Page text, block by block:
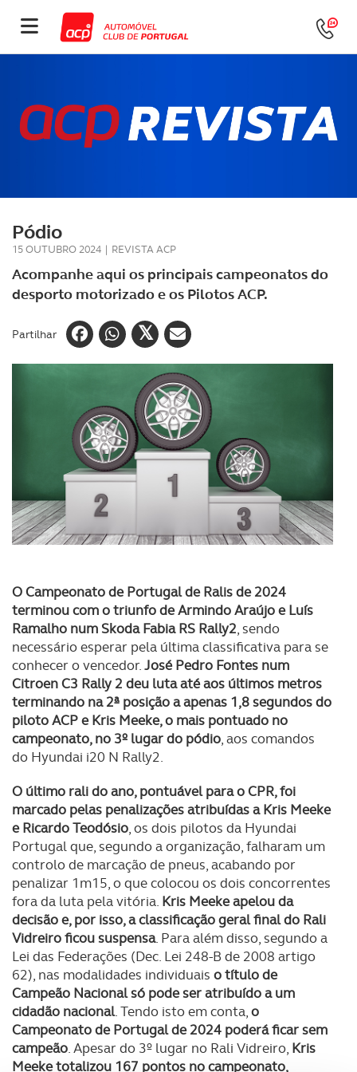
Pódio
15 OUTUBRO 2024 | REVISTA ACP
Acompanhe aqui os principais campeonatos do
desporto motorizado e os Pilotos ACP.
Partilhar
O Campeonato de Portugal de Ralis de 2024
terminou com o triunfo de Armindo Araújo e Luís
Ramalho num Skoda Fabia RS Rally2, sendo
necessário esperar pela última classificativa para se
conhecer o vencedor.José Pedro Fontes num
Citroen C3 Rally 2 deu luta até aos últimos metros
terminando na 2ª posição a apenas 1,8 segundos do
piloto ACP e Kris Meeke, o mais pontuado no
campeonato, no 3º lugar do pódio, aos comandos
do Hyundai i20 N Rally2.
O último rali do ano, pontuável para o CPR, foi
marcado pelas penalizações atribuídas a Kris Meeke
e Ricardo Teodósio, os dois pilotos da Hyundai
Portugal que, segundo a organização, falharam um
controlo de marcação de pneus, acabando por
penalizar 1m15, o que colocou os dois concorrentes
fora da luta pela vitória. Kris Meeke apelou da
decisão e, por isso, a classificação geral final do Rali
Vidreiro ficou suspensa. Para além disso, segundo a
Lei das Federações (Dec. Lei 248-B de 2008 artigo
62), nas modalidades individuais o título de
Campeão Nacional só pode ser atribuído a um
cidadão nacional. Tendo isto em conta,o
Campeonato de Portugal de 2024 poderá ficar sem
campeão. Apesar do 3º lugar no Rali Vidreiro, Kris
Meeke totalizou 167 pontos no campeonato,